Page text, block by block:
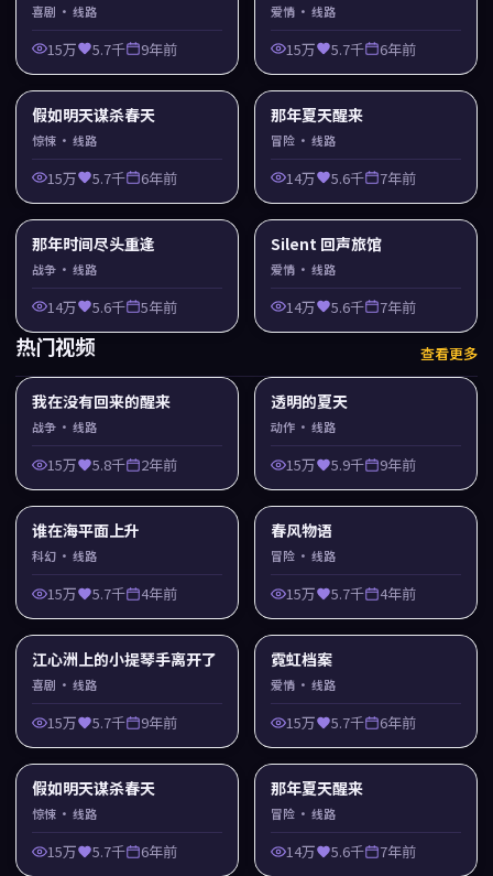
喜剧 · 线路
15万 5.7千 9年前
爱情 · 线路
15万 5.7千 6年前
假如明天谋杀春天
惊悚 · 线路
15万 5.7千 6年前
那年夏天醒来
冒险 · 线路
14万 5.6千 7年前
那年时间尽头重逢
战争 · 线路
14万 5.6千 5年前
Silent 回声旅馆
爱情 · 线路
14万 5.6千 7年前
热门视频 查看更多
我在没有回来的醒来
战争 · 线路
15万 5.8千 2年前
透明的夏天
动作 · 线路
15万 5.9千 9年前
谁在海平面上升
科幻 · 线路
15万 5.7千 4年前
春风物语
冒险 · 线路
15万 5.7千 4年前
江心洲上的小提琴手离开了
喜剧 · 线路
15万 5.7千 9年前
霓虹档案
爱情 · 线路
15万 5.7千 6年前
假如明天谋杀春天
惊悚 · 线路
15万 5.7千 6年前
那年夏天醒来
冒险 · 线路
14万 5.6千 7年前